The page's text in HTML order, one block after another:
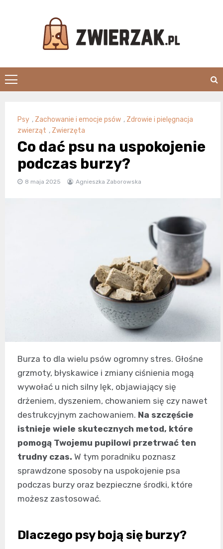
Zwierzak.pl
Psy , Zachowanie i emocje psów , Zdrowie i pielęgnacja
zwierząt , Zwierzęta
Co dać psu na uspokojenie
podczas burzy?
8 maja 2025 Agnieszka Zaborowska
Burza to dla wielu psów ogromny stres. Głośne
grzmoty, błyskawice i zmiany ciśnienia mogą
wywołać u nich silny lęk, objawiający się
drżeniem, dyszeniem, chowaniem się czy nawet
destrukcyjnym zachowaniem. Na szczęście
istnieje wiele skutecznych metod, które
pomogą Twojemu pupilowi przetrwać ten
trudny czas. W tym poradniku poznasz
sprawdzone sposoby na uspokojenie psa
podczas burzy oraz bezpieczne środki, które
możesz zastosować.
Dlaczego psy boją się burzy?